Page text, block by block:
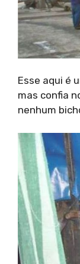
Esse aqui é
mas confia
nenhum